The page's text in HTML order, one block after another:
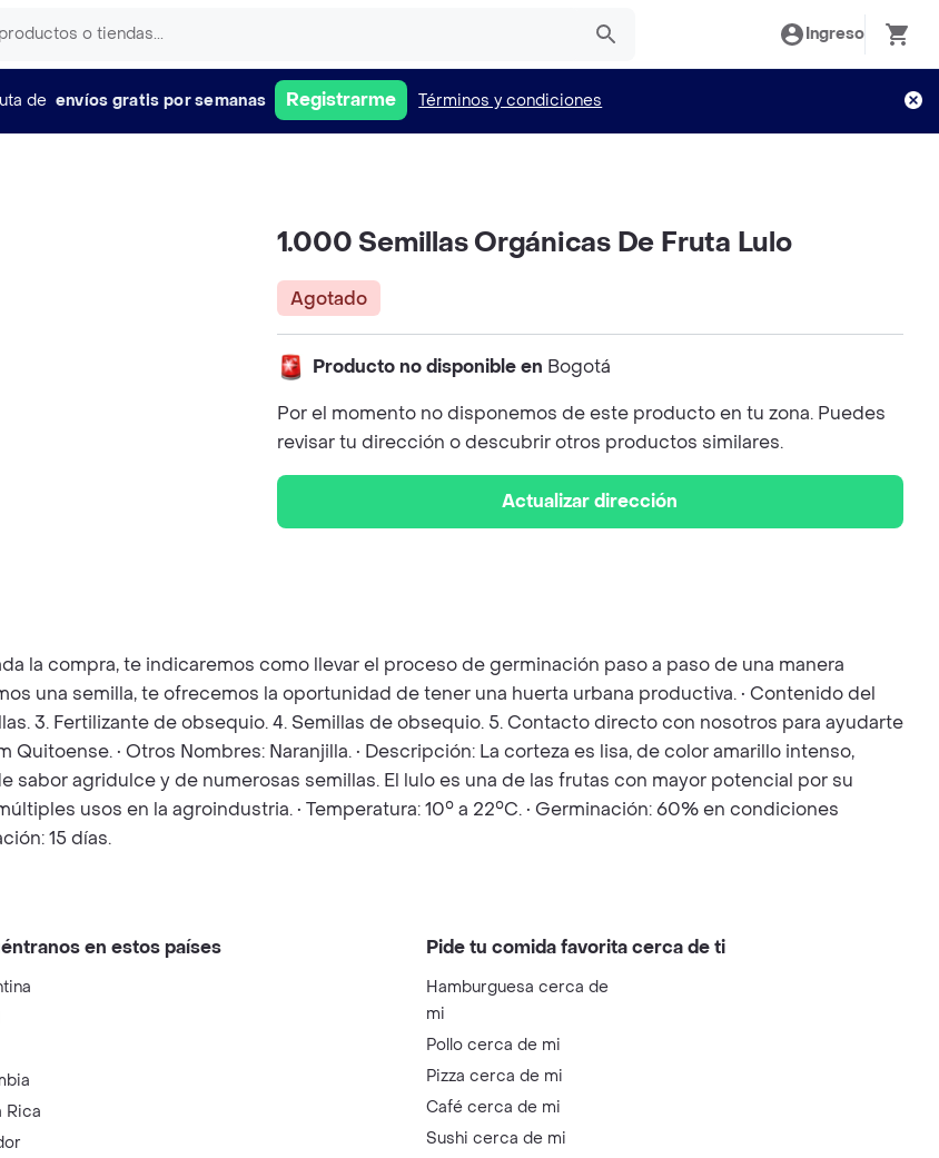
Ingreso
de envíos gratis por semanas Registrarme Términos y condiciones
1.000 Semillas Orgánicas De Fruta Lulo
Agotado
Producto no disponible en Bogotá
Por el momento no disponemos de este producto en tu zona. Puedes
revisar tu dirección o descubrir otros productos similares.
Actualizar dirección
la compra, te indicaremos como llevar el proceso de germinación paso a paso de una manera
una semilla, te ofrecemos la oportunidad de tener una huerta urbana productiva. • Contenido del
3. Fertilizante de obsequio. 4. Semillas de obsequio. 5. Contacto directo con nosotros para ayudarte
Quitoense. • Otros Nombres: Naranjilla. • Descripción: La corteza es lisa, de color amarillo intenso,
sabor agridulce y de numerosas semillas. El lulo es una de las frutas con mayor potencial por su
usos en la agroindustria. • Temperatura: 10° a 22°C. • Germinación: 60% en condiciones
15 días.
en estos países
Rica
Pide tu comida favorita cerca de ti
Hamburguesa cerca de
mi
Pollo cerca de mi
Pizza cerca de mi
Café cerca de mi
Sushi cerca de mi